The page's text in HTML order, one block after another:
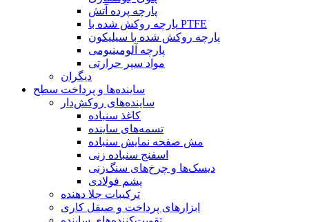
پارچه پرده آتش
پارچه روکش شده با PTFE
پارچه روکش شده با سیلیکون
پارچه آلومینیومی
مواد سپر حرارتی
دیگران
ساینده‌ها و پرداخت سطح
ساینده‌های روکش‌دار
کاغذ سنباده
تسمه‌های ساینده
مش صفحه نمایش سنباده
اسفنج سنباده زنی
دیسک‌ها و چرخ‌های سنگ‌زنی
پشم فولادی
ترکیبات جلا دهنده
ابزارهای پرداخت و صیقل کاری